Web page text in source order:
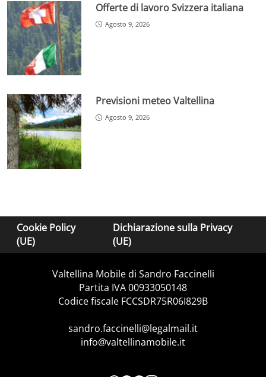
Offerte di lavoro Svizzera italiana
Agosto 9, 2026
Previsioni meteo Valtellina
Agosto 9, 2026
Cookie Policy
(UE)
Dichiarazione sulla Privacy
(UE)
Valtellina Mobile di Sandro Faccinelli
Partita IVA 00933050148
Codice fiscale FCCSDR75R06I829B
sandro.faccinelli@legalmail.it
info@valtellinamobile.it